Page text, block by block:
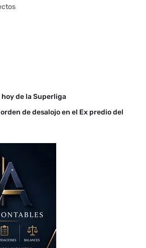
de la Superliga
de desalojo en el Ex predio del